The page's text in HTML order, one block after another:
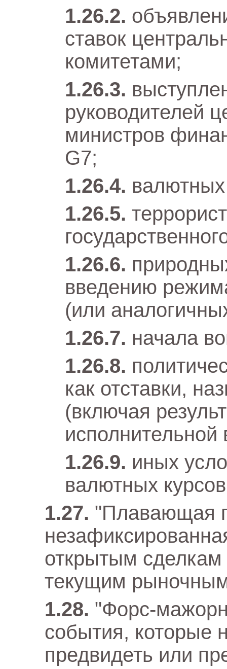
ставок
комитетами;
руководителей
министров
G7;
валютных
введению
(или
начала
как отставки,
(включая
исполнительной
иных
валютных
"Плавающая
открытым
текущим
"Форс-
события, которые
предвидеть или